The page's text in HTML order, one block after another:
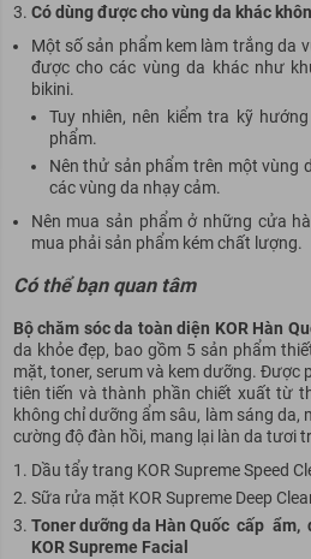
Có dùng được cho vùng da khác
Một số sản phẩm kem làm trắng da
được cho các vùng da khác như
bikini.
Tuy nhiên, nên kiểm tra kỹ
phẩm.
Nên thử sản phẩm trên một vùng
các vùng da nhạy cảm.
Nên mua sản phẩm ở những cửa
mua phải sản phẩm kém chất lượng.
Có thể bạn quan tâm
Bộ chăm sóc da toàn diện KOR Hàn
da khỏe đẹp, bao gồm 5 sản phẩm
mặt, toner, serum và kem dưỡng. Được
tiên tiến và thành phần chiết xuất từ
không chỉ dưỡng ẩm sâu, làm sáng da,
cường độ đàn hồi, mang lại làn da tươi
Dầu tẩy trang KOR Supreme Speed
Sữa rửa mặt KOR Supreme Deep
Toner dưỡng da Hàn Quốccấp ẩm,
KOR Supreme Facial